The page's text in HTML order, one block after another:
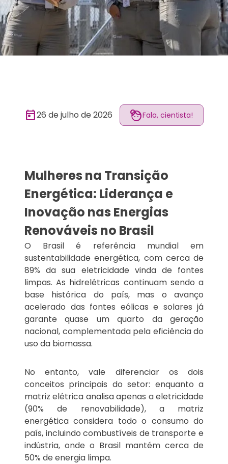
today26 de julho de 2026 face_4Fala, cientista!
Mulheres na Transição
Energética: Liderança e
Inovação nas Energias
Renováveis no Brasil
O Brasil é referência mundial em
sustentabilidade energética, com cerca de
89% da sua eletricidade vinda de fontes
limpas. As hidrelétricas continuam sendo a
base histórica do país, mas o avanço
acelerado das fontes eólicas e solares já
garante quase um quarto da geração
nacional, complementada pela eficiência do
uso da biomassa.
No entanto, vale diferenciar os dois
conceitos principais do setor: enquanto a
matriz elétrica analisa apenas a eletricidade
(90% de renovabilidade), a matriz
energética considera todo o consumo do
país, incluindo combustíveis de transporte e
indústria, onde o Brasil mantém cerca de
50% de energia limpa.